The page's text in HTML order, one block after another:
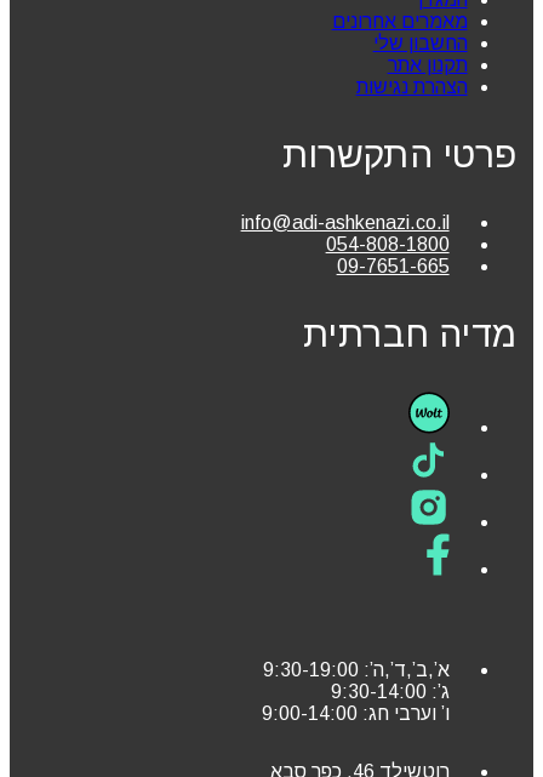
מאמרים אחרונים
החשבון שלי
תקנון אתר
הצהרת נגישות
פרטי התקשרות
info@adi-ashkenazi.co.il
054-808-1800
09-7651-665
מדיה חברתית
א’,ב’,ד’,ה’: 9:30-19:00
ג’: 9:30-14:00
ו’ וערבי חג: 9:00-14:00
רוטשילד 46, כפר סבא